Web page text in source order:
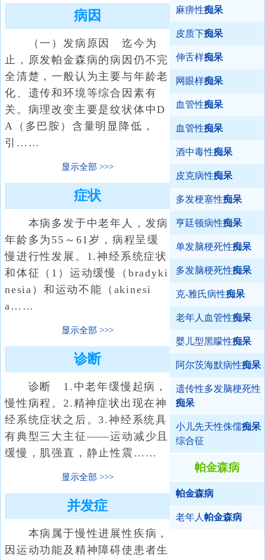
麻痹性痴呆
皮质下痴呆
伸舌样痴呆
网眼样痴呆
血管性痴呆
血管性痴呆
酒中毒性痴呆
皮克病性痴呆
多发梗塞性痴呆
亨廷顿病性痴呆
单发脑梗死性痴呆
多发脑梗死性痴呆
克-雅氏病性痴呆
老年人血管性痴呆
婴儿型黑矇性痴呆
阿尔茨海默病性痴呆
遗传性多发脑梗死性
痴呆
小儿先天性侏儒痴呆
综合征
帕金森病
帕金森病
老年人 帕金森病
病因
（一）发病原因 迄今为
止，原发帕金森病的病因仍不完
全清楚，一般认为主要与年龄老
化、遗传和环境等综合因素有
关。病理改变主要是纹状体中D
A（多巴胺）含量明显降低，
引……
显示全部
症状
本病多发于中老年人，发病
年龄多为55～61岁，病程呈缓
慢进行性发展。1.神经系统症状
和体征（1）运动缓慢（bradyki
nesia）和运动不能（akinesi
a……
显示全部
诊断
诊断 1.中老年缓慢起病，
慢性病程。2.精神症状出现在神
经系统症状之后。3.神经系统具
有典型三大主征——运动减少且
缓慢，肌强直，静止性震……
显示全部
并发症
本病属于慢性进展性疾病，
因运动功能及精神障碍使患者生